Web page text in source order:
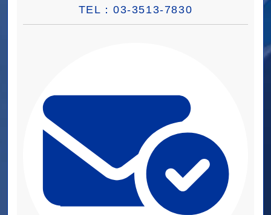
TEL：03-3513-7830